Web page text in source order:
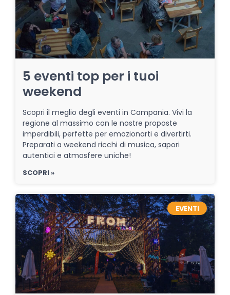
5 eventi top per i tuoi
weekend
Scopri il meglio degli eventi in Campania. Vivi la
regione al massimo con le nostre proposte
imperdibili, perfette per emozionarti e divertirti.
Preparati a weekend ricchi di musica, sapori
autentici e atmosfere uniche!
SCOPRI »
EVENTI